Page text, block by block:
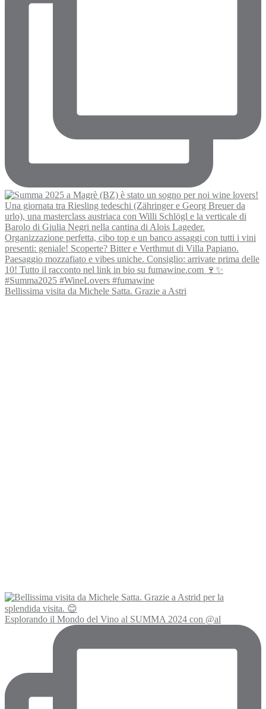
Bellissima visita da Michele Satta. Grazie a Astri
Esplorando il Mondo del Vino al SUMMA 2024 con @al